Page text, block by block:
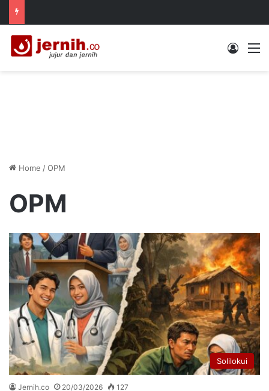
Log In
Home /OPM
OPM
Solilokui
Jernih.co 20/03/2026 127